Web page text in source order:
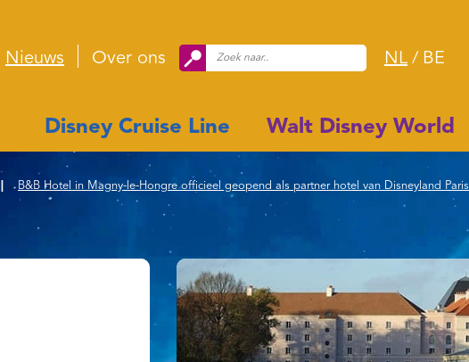
Nieuws Over ons NL / BE
Disney Cruise Line Walt Disney World
B&B Hotel in Magny-le-Hongre officieel geopend als partner hotel van Disneyland Paris